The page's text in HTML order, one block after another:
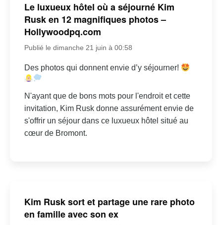
Le luxueux hôtel où a séjourné Kim
Rusk en 12 magnifiques photos –
Hollywoodpq.com
Publié le dimanche 21 juin à 00:58
Des photos qui donnent envie d’y séjourner!
N'ayant que de bons mots pour l'endroit et cette
invitation, Kim Rusk donne assurément envie de
s'offrir un séjour dans ce luxueux hôtel situé au
cœur de Bromont.
Kim Rusk sort et partage une rare photo
en famille avec son ex